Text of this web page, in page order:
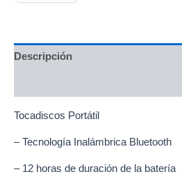
Descripción
Tocadiscos Portátil
– Tecnología Inalámbrica Bluetooth
– 12 horas de duración de la batería